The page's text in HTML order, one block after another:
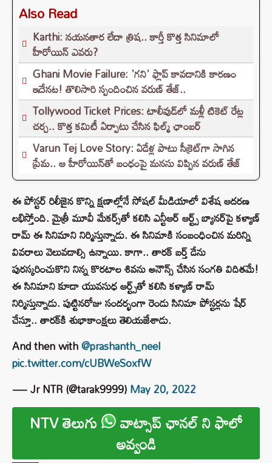
Also Read
Karthi: నయనతార లేదా త్రిష.. కార్తీ కొత్త సినిమాలో
హీరోయిన్ ఎవరు?
Ghani Movie Failure: 'గని' ఫ్లాప్‌ కావడానికి కారణం
ఇదేనట! తొలిసారి స్పందించిన వరుణ్ తేజ్..
Tollywood Ticket Prices: టాలీవుడ్‌లో మళ్లీ టికెట్‌ రేట్ల
చర్చ.. కొత్త కమిటీ ఏర్పాటు చేసిన ఫిల్మ్‌ ఛాంబర్‌
Varun Tej Love Story: ఏడేళ్ల పాటు సీక్రెట్‌గా సాగిన
ప్రేమ.. ఆ హీరోయిన్‌తో బంధంపై మనసు విప్పిన వరుణ్ తేజ్
ఈ పోస్టర్ రిలీజైన కొన్ని క్షణాల్లోనే సోషల్ మీడియాలో విశేష ఆదరణ
లభిస్తోంది. మైత్రీ మూవీ మేకర్స్‌తో కలిసి ఎన్టీఆర్ ఆర్ట్స్ బ్యానర్‌పై కళ్యాణ్
రామ్ ఈ సినిమాని నిర్మిస్తున్నాడు. ఈ సినిమాకి సంబంధించిన మరిన్ని
వివరాలు వెలువడాల్సి ఉన్నాయి. కాగా.. తారక్ బర్త్ డేను
పురస్కరించుకొని నిన్న కొరటాల శివను అనౌన్స్ చేసిన సంగతి విదితమే!
ఈ సినిమాని కూడా యువసుధ ఆర్ట్స్‌తో కలిసి కళ్యాణ్ రామ్
నిర్మిస్తున్నాడు. పుట్టినరోజు సందర్భంగా రెండు సినిమా పోస్టర్లను షేర్
చేస్తూ.. తారక్‌కి శుభాకాంక్షలు తెలియజేశాడు.
And then with@prashanth_neel
pic.twitter.com/cUBWeSoxfW
— Jr NTR (@tarak9999)May 20, 2022
NTV తెలుగు వాట్సాప్ ఛానల్ ని ఫాలో
అవ్వండి